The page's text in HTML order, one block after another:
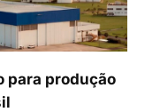
para produção